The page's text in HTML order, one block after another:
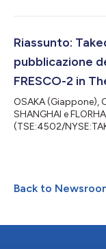
volontario dal
polmonare non a
Riassunto:
pubblicazione
FRESCO-2 in
OSAKA (Giappone),
SHANGHAI e
(TSE:4502/
metastatico già
The Lancet. La
sperimentazione
Back to